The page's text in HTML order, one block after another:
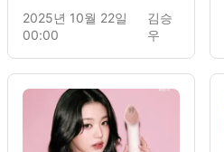
OFAC 정리 면허에 따라 진
행 예정
2025년 10월 22일
00:00
김승
우